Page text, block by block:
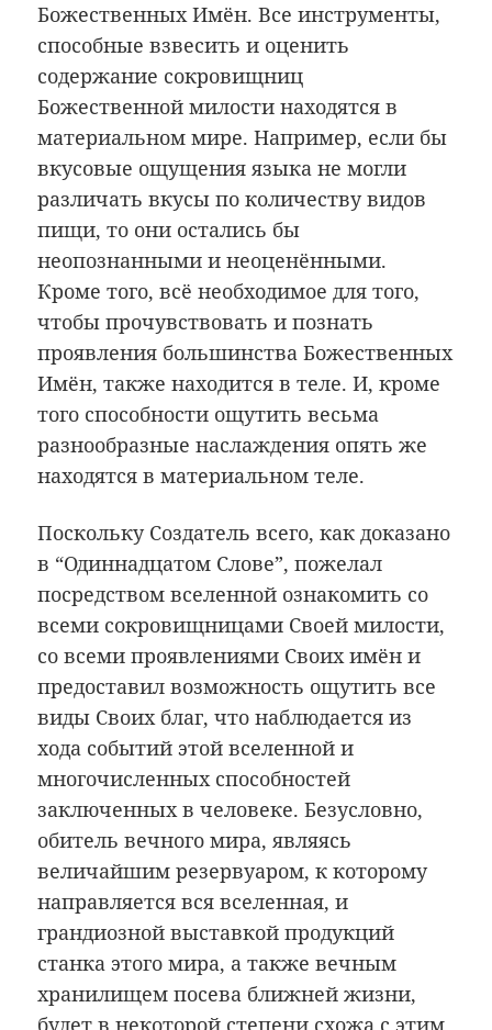
Божественных Имён. Все инструменты,
способные взвесить и оценить
содержание сокровищниц
Божественной милости находятся в
материальном мире. Например, если бы
вкусовые ощущения языка не могли
различать вкусы по количеству видов
пищи, то они остались бы
неопознанными и неоценёнными.
Кроме того, всё необходимое для того,
чтобы прочувствовать и познать
проявления большинства Божественных
Имён, также находится в теле. И, кроме
того способности ощутить весьма
разнообразные наслаждения опять же
находятся в материальном теле.
Поскольку Создатель всего, как доказано
в “Одиннадцатом Слове”, пожелал
посредством вселенной ознакомить со
всеми сокровищницами Своей милости,
со всеми проявлениями Своих имён и
предоставил возможность ощутить все
виды Своих благ, что наблюдается из
хода событий этой вселенной и
многочисленных способностей
заключенных в человеке. Безусловно,
обитель вечного мира, являясь
величайшим резервуаром, к которому
направляется вся вселенная, и
грандиозной выставкой продукций
станка этого мира, а также вечным
хранилищем посева ближней жизни,